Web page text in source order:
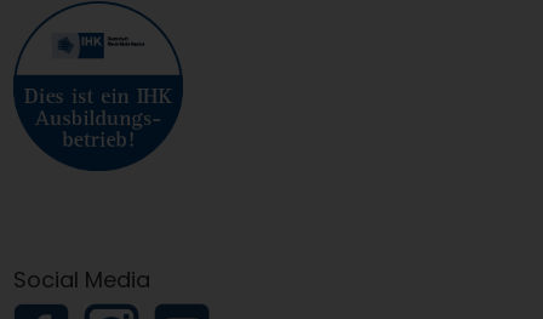
Social Media